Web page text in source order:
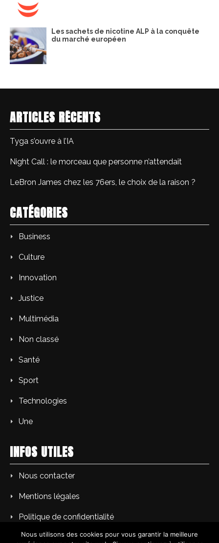
Les sachets de nicotine ALP à la conquête
du marché européen
ARTICLES RÉCENTS
Tyga s’ouvre à l’IA
Night Call : le morceau que personne n’attendait
LeBron James chez les 76ers, le choix de la raison ?
CATÉGORIES
Business
Culture
Innovation
Justice
Multimédia
Non classé
Santé
Sport
Technologies
Une
INFOS UTILES
Nous contacter
Mentions légales
Politique de confidentialité
Nous utilisons des cookies pour vous garantir la meilleure